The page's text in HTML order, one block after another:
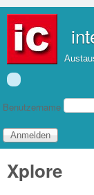
Benutzername
Xplore